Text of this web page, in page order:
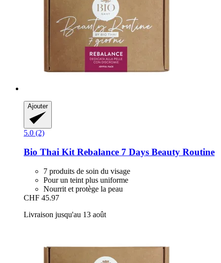
Ajouter
5.0 (2)
Bio Thai Kit Rebalance 7 Days Beauty Routine
7 produits de soin du visage
Pour un teint plus uniforme
Nourrit et protège la peau
CHF 45.97
Livraison jusqu'au 13 août